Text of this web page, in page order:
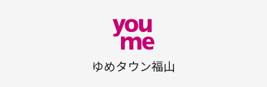
ゆめタウン福山